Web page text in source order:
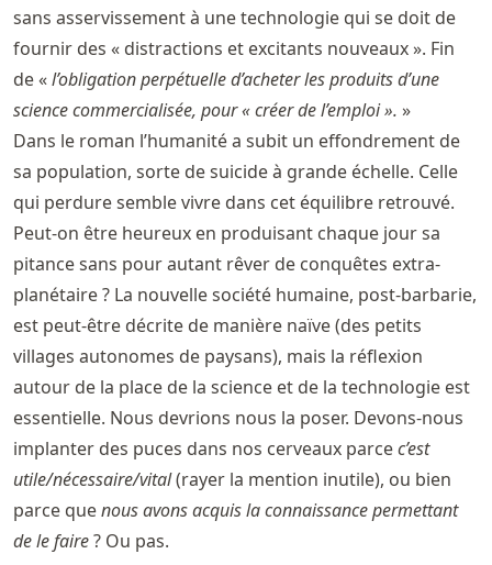
sans asservissement à une technologie qui se doit de
fournir des « distractions et excitants nouveaux ». Fin
de «l’obligation perpétuelle d’acheter les produits d’une
science commercialisée, pour « créer de l’emploi ». »
Dans le roman l’humanité a subit un effondrement de
sa population, sorte de suicide à grande échelle. Celle
qui perdure semble vivre dans cet équilibre retrouvé.
Peut-on être heureux en produisant chaque jour sa
pitance sans pour autant rêver de conquêtes extra-
planétaire ? La nouvelle société humaine, post-barbarie,
est peut-être décrite de manière naïve (des petits
villages autonomes de paysans), mais la réflexion
autour de la place de la science et de la technologie est
essentielle. Nous devrions nous la poser. Devons-nous
implanter des puces dans nos cerveaux parcec’est
utile/nécessaire/vital(rayer la mention inutile), ou bien
parce quenous avons acquis la connaissance permettant
de le faire? Ou pas.